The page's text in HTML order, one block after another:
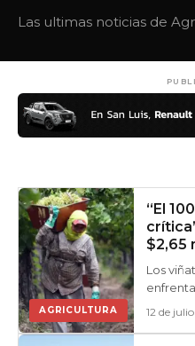
Las ultimas noticias de
AGRICULTURA
“El
$2,65
todo
Los
debido
12 de